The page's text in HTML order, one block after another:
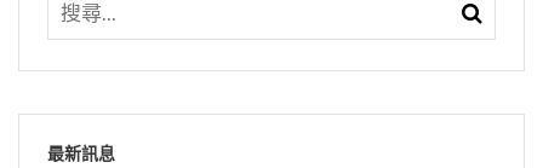
最新訊息